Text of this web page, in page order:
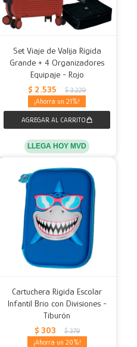
Set Viaje de Valija Rígida
Grande + 4 Organizadores
Equipaje - Rojo
$ 2.535 $ 3.229
21
LLEGA HOY MVD
Cartuchera Rígida Escolar
Infantil Brio con Divisiones -
Tiburón
$ 303 $ 379
20